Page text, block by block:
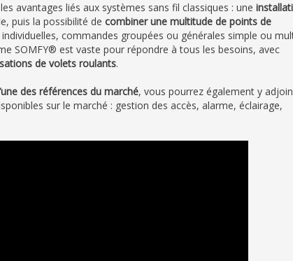
avantages liés aux systèmes sans fil classiques : une
puis la possibilité de combiner une multitude de points de
commandes groupées ou générales simple ou
SOMFY® est vaste pour répondre à tous les besoins, avec
de volets roulants.
des références du marché, vous pourrez également y
sur le marché : gestion des accès, alarme, éclairage,